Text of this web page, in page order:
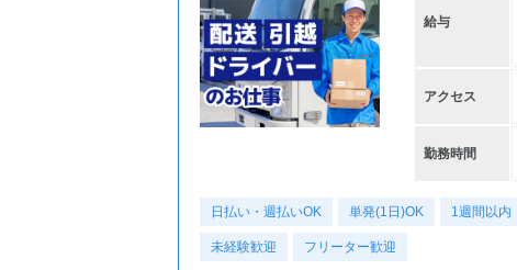
給与
アクセス
勤務時間
日払い・週払いOK 単発(1日)OK 1週間以内
未経験歓迎 フリーター歓迎